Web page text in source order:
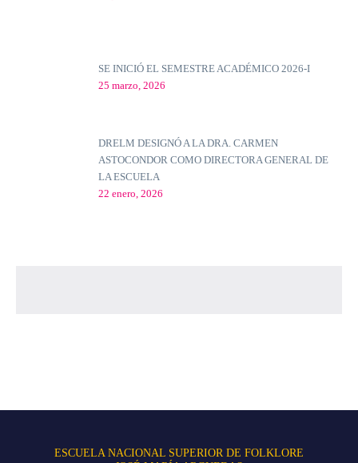
SE INICIÓ EL SEMESTRE ACADÉMICO 2026-I
25 marzo, 2026
DRELM DESIGNÓ A LA DRA. CARMEN
ASTOCONDOR COMO DIRECTORA GENERAL DE
LA ESCUELA
22 enero, 2026
ESCUELA NACIONAL SUPERIOR DE FOLKLORE